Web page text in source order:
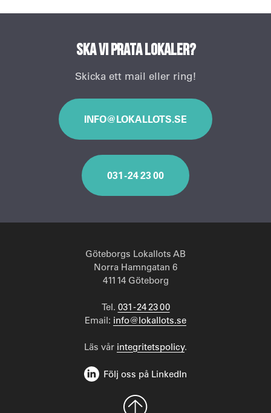
Ska vi prata lokaler?
Skicka ett mail eller ring!
INFO@LOKALLOTS.SE
031 - 24 23 00
Göteborgs Lokallots AB
Norra Hamngatan 6
411 14 Göteborg
Tel. 031 - 24 23 00
Email: info@lokallots.se
Läs vår integritetspolicy.
Följ oss på LinkedIn